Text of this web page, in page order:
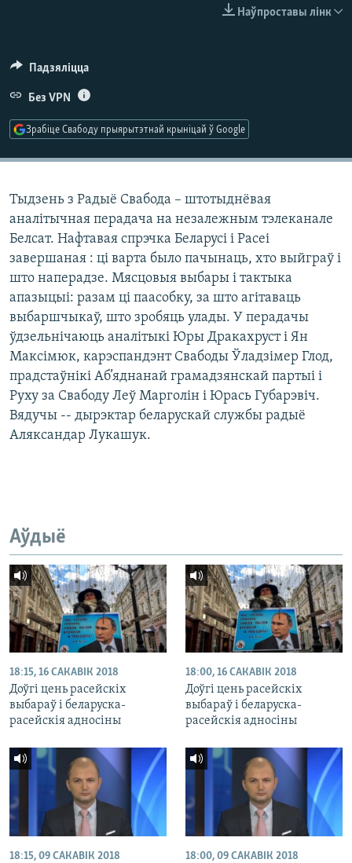
Наўпроставы лінк
Падзяліцца
Без VPN
Зрабіце Свабоду прыярытэтнай крыніцай ў Google
Тыдзень з Радыё Свабода – штотыднёвая
аналітычная перадача на незалежным тэлеканале
Белсат. Нафтавая спрэчка Беларусі і Расеі
завершаная : ці варта было пачынаць, хто выйграў і
што наперадзе. Мясцовыя выбары і тактыка
апазыцыі: разам ці паасобку, за што агітаваць
выбаршчыкаў, што зробяць улады. У перадачы
ўдзельнічаюць аналітыкі Юры Дракахруст і Ян
Максімюк, карэспандэнт Свабоды Ўладзімер Глод,
прадстаўнікі Аб’яднанай грамадзянскай партыі і
Руху за Свабоду Леў Марголін і Юрась Губарэвіч.
Вядучы -- дырэктар беларускай службы радыё
Аляксандар Лукашук.
Аўдыё
18:15, 16 САКАВІК 2018
Доўгі цень расейскіх
выбараў і беларуска-
расейскія адносіны
18:00, 16 САКАВІК 2018
Доўгі цень расейскіх
выбараў і беларуска-
расейскія адносіны
18:15, 09 САКАВІК 2018 18:00, 09 САКАВІК 2018